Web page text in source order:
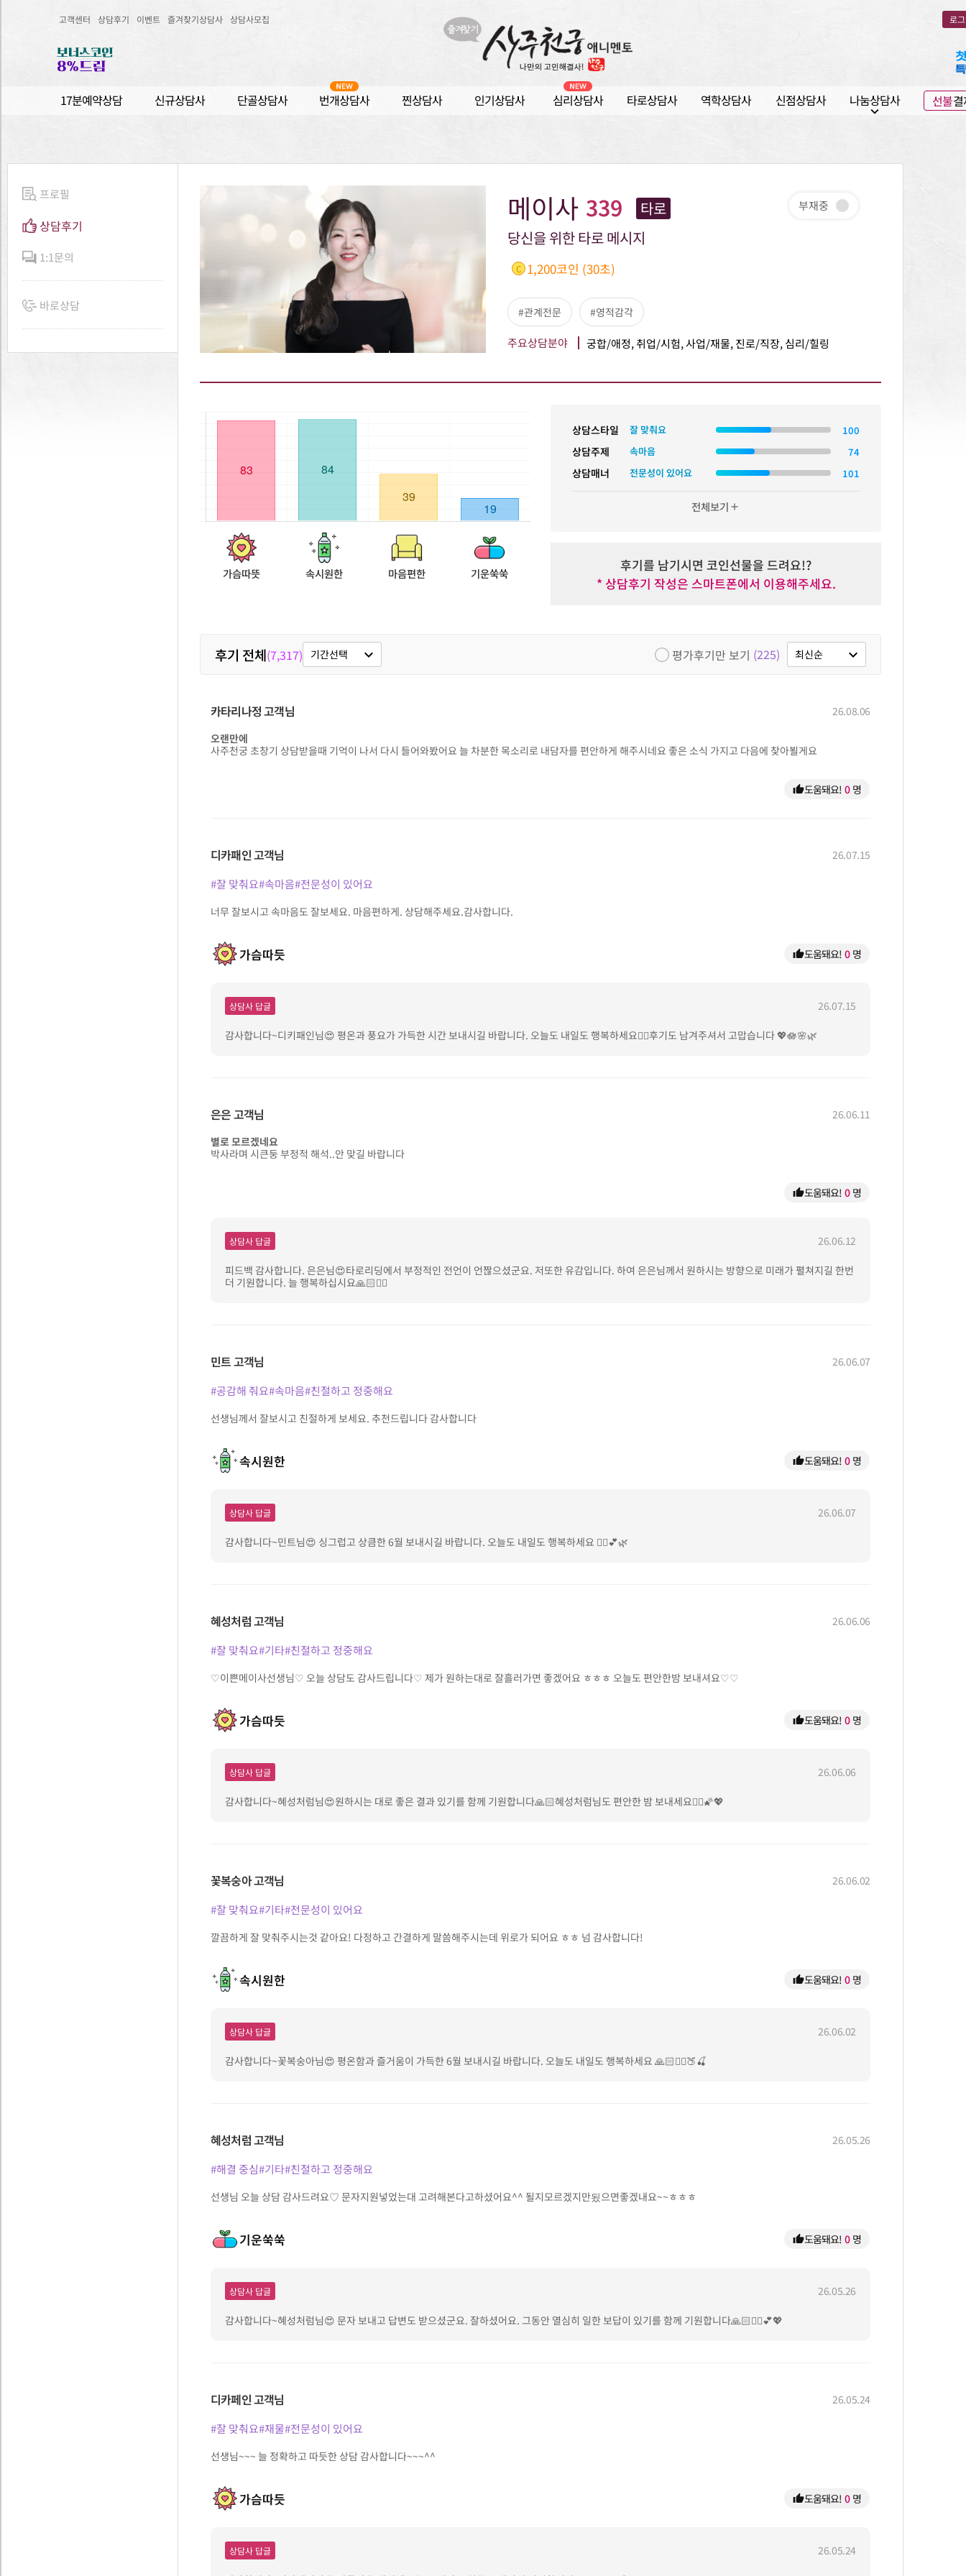
고객센터 상담후기 이벤트 즐겨찾기상담사 상담사모집 로
17분예약상담 신규상담사 단골상담사 번개상담사 찐상담사 인기상담사 심리상담사 타로상담사 역학상담사 신점상담사 나눔상담사
expand_more
선불
메이사 339 타로 부재중
당신을 위한 타로 메시지
C 1,200코인 (30초)
#관계전문 #영적감각
주요상담분야 궁합/애정, 취업/시험, 사업/재물, 진로/직장, 심리/힐링
프로필
상담후기
1:1문의
바로상담
가슴따뜻 속시원한 마음편한 기운쑥쑥
상담스타일 잘 맞춰요
상담주제 속마음
상담매너 전문성이 있어요
전체보기 add
후기를 남기시면 코인선물을 드려요!?
* 상담후기 작성은 스마트폰에서 이용해주세요.
후기 전체(7,317) 기간선택 expand_more 평가후기만 보기 (225) 최신순 expand_more
카타리나정고객님
26.08.06
오랜만에
사주천궁 초창기 상담받을때 기억이 나서 다시 들어와봤어요 늘 차분한 목소리로 내담자를 편안하게 해주시네요 좋은 소식 가지고 다음에 찾아뵐게요
thumb_up도움돼요! 0 명
디카패인고객님 26.07.15
#잘 맞춰요#속마음#전문성이 있어요
너무 잘보시고 속마음도 잘보세요. 마음편하게. 상담해주세요.감사합니다.
가슴따듯 thumb_up도움돼요! 0 명
상담사 답글 26.07.15
감사합니다~디키패인님😍 평온과 풍요가 가득한 시간 보내시길 바랍니다. 오늘도 내일도 행복하세요🙆‍♀️후기도 남겨주셔서 고맙습니다 💖🪷🌸🌿
은은고객님
26.06.11
별로 모르겠네요
박사라며 시큰둥 부정적 해석..안 맞길 바랍니다
thumb_up도움돼요! 0 명
상담사 답글 26.06.12
피드백 감사합니다. 은은님😍타로리딩에서 부정적인 전언이 언짢으셨군요. 저또한 유감입니다. 하여 은은님께서 원하시는 방향으로 미래가 펼쳐지길 한번
더 기원합니다. 늘 행복하십시요🙏🏻🙆‍♀️
민트고객님 26.06.07
#공감해 줘요#속마음#친절하고 정중해요
선생님께서 잘보시고 친절하게 보세요. 추천드립니다 감사합니다
속시원한 thumb_up도움돼요! 0 명
상담사 답글 26.06.07
감사합니다~민트님😍 싱그럽고 상큼한 6월 보내시길 바랍니다. 오늘도 내일도 행복하세요 🙆‍♀️💕🌿
혜성처럼고객님 26.06.06
#잘 맞춰요#기타#친절하고 정중해요
♡이쁜메이사선생님♡ 오늘 상담도 감사드립니다♡ 제가 원하는대로 잘흘러가면 좋겠어요 ㅎㅎㅎ 오늘도 편안한밤 보내셔요♡♡
가슴따듯 thumb_up도움돼요! 0 명
상담사 답글 26.06.06
감사합니다~혜성처럼님😍원하시는 대로 좋은 결과 있기를 함께 기원합니다🙏🏻혜성처럼님도 편안한 밤 보내세요🙆‍♀️🌠💖
꽃복숭아고객님 26.06.02
#잘 맞춰요#기타#전문성이 있어요
깔끔하게 잘 맞춰주시는것 같아요! 다정하고 간결하게 말씀해주시는데 위로가 되어요 ㅎㅎ 넘 감사합니다!
속시원한 thumb_up도움돼요! 0 명
상담사 답글 26.06.02
감사합니다~꽃복숭아님😍 평온함과 즐거움이 가득한 6월 보내시길 바랍니다. 오늘도 내일도 행복하세요 🙏🏻🙆‍♀️🍑🍒
혜성처럼고객님 26.05.26
#해결 중심#기타#친절하고 정중해요
선생님 오늘 상담 감사드려요♡ 문자지원넣었는대 고려해본다고하셨어요^^ 될지모르겠지만됬으면좋겠내요~~ㅎㅎㅎ
기운쑥쑥 thumb_up도움돼요! 0 명
상담사 답글 26.05.26
감사합니다~혜성처럼님😍 문자 보내고 답변도 받으셨군요. 잘하셨어요. 그동안 열심히 일한 보답이 있기를 함께 기원합니다🙏🏻🙆‍♀️💕💖
디카페인고객님 26.05.24
#잘 맞춰요#재물#전문성이 있어요
선생님~~~ 늘 정확하고 따듯한 상담 감사합니다~~~^^
가슴따듯 thumb_up도움돼요! 0 명
상담사 답글 26.05.24